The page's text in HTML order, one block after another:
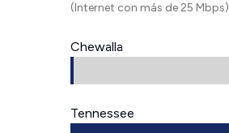
(Internet con más de 25 Mbps)
Chewalla
Tennessee